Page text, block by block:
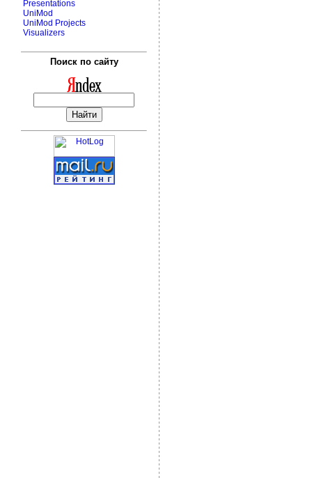
Presentations
UniMod
UniMod Projects
Visualizers
Поиск по сайту